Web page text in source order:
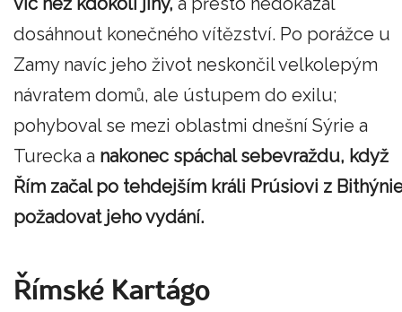
dosáhnout konečného vítězství. Po porážce u
Zamy navíc jeho život neskončil velkolepým
návratem domů, ale ústupem do exilu;
pohyboval se mezi oblastmi dnešní Sýrie a
Turecka a nakonec spáchal sebevraždu, když
Řím začal po tehdejším králi Prúsiovi z
požadovat jeho vydání.
Římské Kartágo